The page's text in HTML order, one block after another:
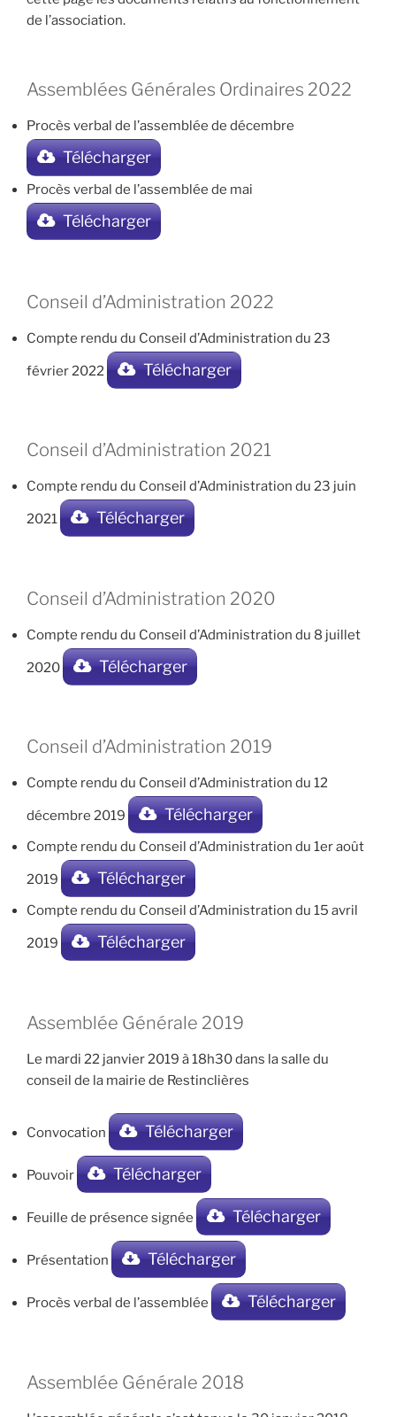
de l’association.
Assemblées Générales Ordinaires 2022
Procès verbal de l’assemblée de décembre
Télécharger
Procès verbal de l’assemblée de mai
Télécharger
Conseil d’Administration 2022
Compte rendu du Conseil d’Administration du 23
février 2022 Télécharger
Conseil d’Administration 2021
Compte rendu du Conseil d’Administration du 23 juin
2021 Télécharger
Conseil d’Administration 2020
Compte rendu du Conseil d’Administration du 8 juillet
2020 Télécharger
Conseil d’Administration 2019
Compte rendu du Conseil d’Administration du 12
décembre 2019 Télécharger
Compte rendu du Conseil d’Administration du 1er août
2019 Télécharger
Compte rendu du Conseil d’Administration du 15 avril
2019 Télécharger
Assemblée Générale 2019
Le mardi 22 janvier 2019 à 18h30 dans la salle du
conseil de la mairie de Restinclières
Convocation Télécharger
Pouvoir Télécharger
Feuille de présence signée Télécharger
Présentation Télécharger
Procès verbal de l’assemblée Télécharger
Assemblée Générale 2018